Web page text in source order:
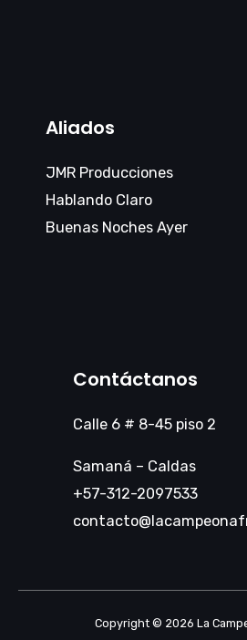
Aliados
JMR Producciones
Hablando Claro
Buenas Noches Ayer
Contáctanos
Calle 6 # 8-45 piso 2
Samaná – Caldas
+57-312-2097533
Copyright © 2026 La